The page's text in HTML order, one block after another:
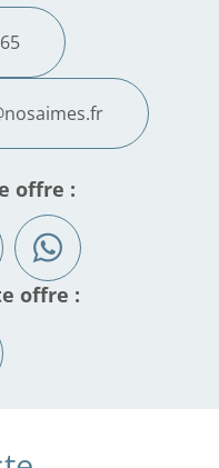
offre :
offre :